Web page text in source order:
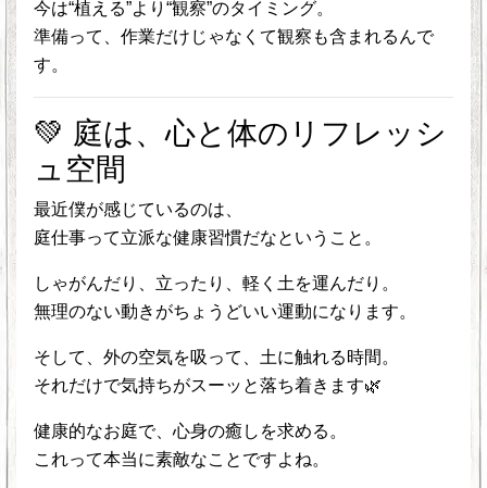
今は“植える”より“観察”のタイミング。
準備って、作業だけじゃなくて観察も含まれるんで
す。
💚 庭は、心と体のリフレッシ
ュ空間
最近僕が感じているのは、
庭仕事って立派な健康習慣だなということ。
しゃがんだり、立ったり、軽く土を運んだり。
無理のない動きがちょうどいい運動になります。
そして、外の空気を吸って、土に触れる時間。
それだけで気持ちがスーッと落ち着きます🌿
健康的なお庭で、心身の癒しを求める。
これって本当に素敵なことですよね。